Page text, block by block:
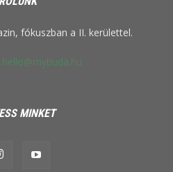
fókuszban a II. kerülettel.
hello@mybuda.hu
MINKET